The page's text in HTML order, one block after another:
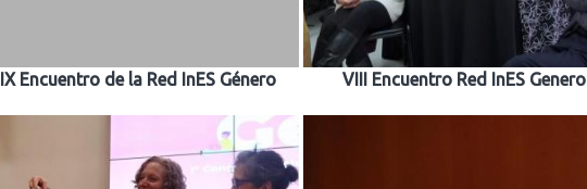
IX Encuentro de la Red InES Género VIII Encuentro Red InES Genero